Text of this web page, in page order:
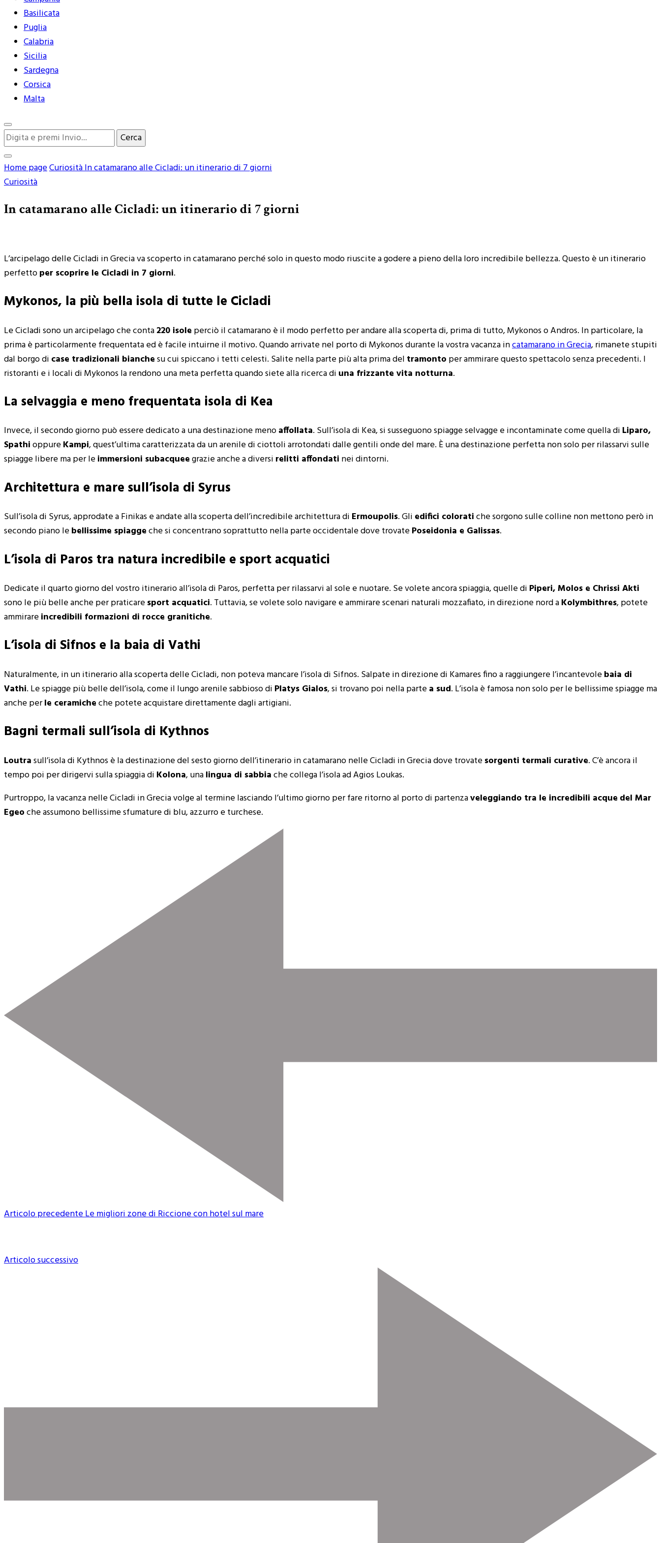
Basilicata
Puglia
Calabria
Sicilia
Sardegna
Corsica
Malta
Cerchi
qualcosa?
Home pageCuriositàIn catamarano alle Cicladi: un itinerario di 7 giorni
Curiosità
In catamarano alle Cicladi: un itinerario di 7 giorni
L’arcipelago delle Cicladi in Grecia va scoperto in catamarano perché solo in questo modo riuscite a godere a pieno della loro incredibile bellezza. Questo è un itinerario
perfettoper scoprire le Cicladi in 7 giorni.
Mykonos, la più bella isola di tutte le Cicladi
Le Cicladi sono un arcipelago che conta220 isole perciò il catamarano è il modo perfetto per andare alla scoperta di, prima di tutto, Mykonos o Andros. In particolare, la
prima è particolarmente frequentata ed è facile intuirne il motivo. Quando arrivate nel porto di Mykonos durante la vostra vacanza incatamarano in Grecia, rimanete stupiti
dal borgo di case tradizionali bianchesu cui spiccano i tetti celesti. Salite nella parte più alta prima del tramonto per ammirare questo spettacolo senza precedenti. I
ristoranti e i locali di Mykonos la rendono una meta perfetta quando siete alla ricerca di una frizzante vita notturna.
La selvaggia e meno frequentata isola di Kea
Invece, il secondo giorno può essere dedicato a una destinazione menoaffollata. Sull’isola di Kea, si susseguono spiagge selvagge e incontaminate come quella di Liparo,
SpathioppureKampi, quest’ultima caratterizzata da un arenile di ciottoli arrotondati dalle gentili onde del mare. È una destinazione perfetta non solo per rilassarvi sulle
spiagge libere ma per leimmersioni subacqueegrazie anche a diversi relitti affondati nei dintorni.
Architettura e mare sull’isola di Syrus
Sull’isola di Syrus, approdate a Finikas e andate alla scoperta dell’incredibile architettura di Ermoupolis. Gli edifici coloratiche sorgono sulle colline non mettono però in
secondo piano lebellissime spiaggeche si concentrano soprattutto nella parte occidentale dove trovatePoseidonia e Galissas.
L’isola di Paros tra natura incredibile e sport acquatici
Dedicate il quarto giorno del vostro itinerario all’isola di Paros, perfetta per rilassarvi al sole e nuotare. Se volete ancora spiaggia, quelle di Piperi, Molos e Chrissi Akti
sono le più belle anche per praticaresport acquatici. Tuttavia, se volete solo navigare e ammirare scenari naturali mozzafiato, in direzione nord aKolymbithres, potete
ammirareincredibili formazioni di rocce granitiche.
L’isola di Sifnos e la baia di Vathi
Naturalmente, in un itinerario alla scoperta delle Cicladi, non poteva mancare l’isola di Sifnos. Salpate in direzione di Kamares fino a raggiungere l’incantevolebaia di
Vathi. Le spiagge più belle dell’isola, come il lungo arenile sabbioso di Platys Gialos, si trovano poi nella partea sud. L’isola è famosa non solo per le bellissime spiagge ma
anche perle ceramicheche potete acquistare direttamente dagli artigiani.
Bagni termali sull’isola di Kythnos
Loutrasull’isola di Kythnos è la destinazione del sesto giorno dell’itinerario in catamarano nelle Cicladi in Grecia dove trovatesorgenti termali curative. C’è ancora il
tempo poi per dirigervi sulla spiaggia di Kolona, unalingua di sabbiache collega l’isola ad Agios Loukas.
Purtroppo, la vacanza nelle Cicladi in Grecia volge al termine lasciando l’ultimo giorno per fare ritorno al porto di partenzaveleggiando tra le incredibili acque del Mar
Egeoche assumono bellissime sfumature di blu, azzurro e turchese.
Articolo precedenteLe migliori zone di Riccione con hotel sul mare
Articolo successivo